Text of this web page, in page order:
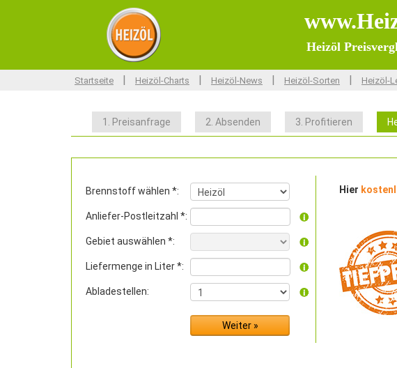
Heizöl
Startseite | Heizöl-Charts | Heizöl-News | Heizöl-Sorten | Heizöl-
1. Preisanfrage 2. Absenden 3. Profitieren
Brennstoff wählen *:
Anliefer-Postleitzahl *:
Gebiet auswählen *:
Liefermenge in Liter *:
Abladestellen:
Hier